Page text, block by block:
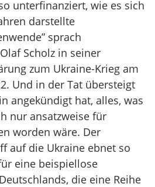
unterfinanziert, wie es sich
darstellte
sprach
Scholz in seiner
zum Ukraine-Krieg am
Und in der Tat übersteigt
angekündigt hat, alles, was
nur ansatzweise für
worden wäre. Der
auf die Ukraine ebnet so
eine beispiellose
die eine Reihe